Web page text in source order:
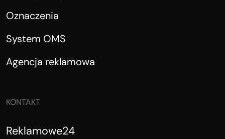
Oznaczenia
System OMS
Agencja reklamowa
KONTAKT
Reklamowe24